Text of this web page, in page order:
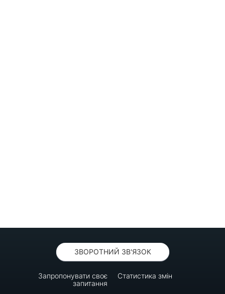
ЗВОРОТНИЙ ЗВ'ЯЗОК
Запропонувати своє
запитання
Статистика змін